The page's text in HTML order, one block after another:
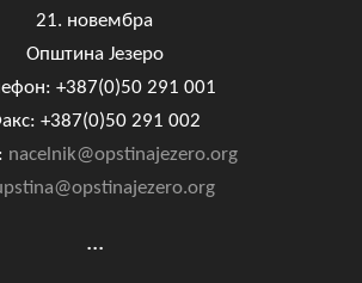
21. новембра
Општина Језеро
+387(0)50 291 001
+387(0)50 291 002
nacelnik@opstinajezero.org
...